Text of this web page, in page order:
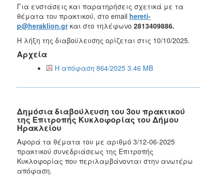
Για ενστάσεις και παρατηρήσεις σχετικά με τα
θέματα του πρακτικού, στο email hereti-
p@heraklion.gr και στο τηλέφωνο 2813409886.
Η λήξη της διαβούλευσης ορίζεται στις 10/10/2025.
Αρχεία
Η απόφαση 864/2025 3.46 MB
Δημόσια διαβούλευση του 3ου πρακτικού
της Επιτροπής Κυκλοφορίας του Δήμου
Ηρακλείου
Αφορά τα θέματα του με αριθμό 3/12-06-2025
πρακτικού συνεδριάσεως της Επιτροπής
Κυκλοφορίας που περιλαμβάνονται στην ανωτέρω
απόφαση.